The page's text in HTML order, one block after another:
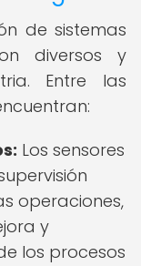
de sistemas
diversos y
Entre las
Los sensores
operaciones,
y
los procesos